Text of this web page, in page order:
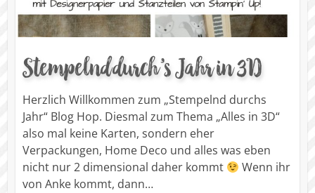
Stempelnd durch’s Jahr in 3D
Herzlich Willkommen zum „Stempelnd durchs
Jahr“ Blog Hop. Diesmal zum Thema „Alles in 3D“
also mal keine Karten, sondern eher
Verpackungen, Home Deco und alles was eben
nicht nur 2 dimensional daher kommt
Wenn ihr
von Anke kommt, dann…